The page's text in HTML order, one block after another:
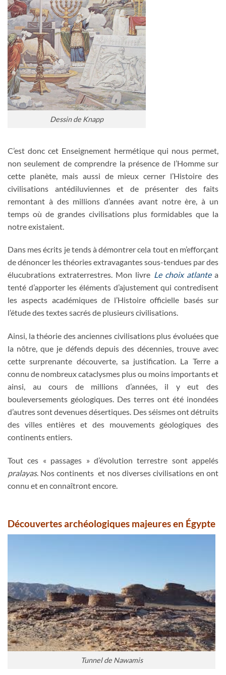
Dessin de Knapp
C’est donc cet Enseignement hermétique qui nous permet,
non seulement de comprendre la présence de l’Homme sur
cette planète, mais aussi de mieux cerner l’Histoire des
civilisations antédiluviennes et de présenter des faits
remontant à des millions d’années avant notre ère, à un
temps où de grandes civilisations plus formidables que la
notre existaient.
Dans mes écrits je tends à démontrer cela tout en m’efforçant
de dénoncer les théories extravagantes sous-tendues par des
élucubrations extraterrestres. Mon livre Le choix atlantea
tenté d’apporter les éléments d’ajustement qui contredisent
les aspects académiques de l’Histoire officielle basés sur
l’étude des textes sacrés de plusieurs civilisations.
Ainsi, la théorie des anciennes civilisations plus évoluées que
la nôtre, que je défends depuis des décennies, trouve avec
cette surprenante découverte, sa justification. La Terre a
connu de nombreux cataclysmes plus ou moins importants et
ainsi, au cours de millions d’années, il y eut des
bouleversements géologiques. Des terres ont été inondées
d’autres sont devenues désertiques. Des séismes ont détruits
des villes entières et des mouvements géologiques des
continents entiers.
Tout ces « passages » d’évolution terrestre sont appelés
pralayas. Nos continents et nos diverses civilisations en ont
connu et en connaîtront encore.
Découvertes archéologiques majeures en Égypte
Tunnel de Nawamis